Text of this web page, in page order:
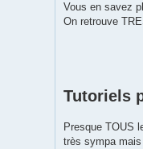
Vous en savez
On retrouve
Tutoriels
Presque TOUS
très sympa